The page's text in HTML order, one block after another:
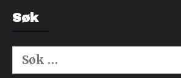
Søk
Søk
etter: